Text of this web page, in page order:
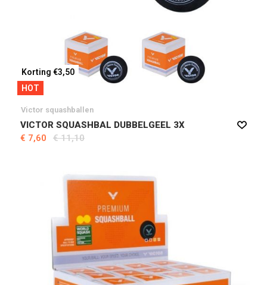
Korting €3,50
HOT
Victor squashballen
VICTOR SQUASHBAL DUBBELGEEL 3X
€ 7,60
€ 11,10